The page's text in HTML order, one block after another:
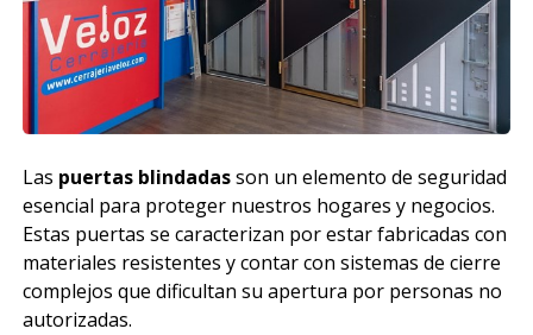
Las puertas blindadasson un elemento de seguridad
esencial para proteger nuestros hogares y negocios.
Estas puertas se caracterizan por estar fabricadas con
materiales resistentes y contar con sistemas de cierre
complejos que dificultan su apertura por personas no
autorizadas.